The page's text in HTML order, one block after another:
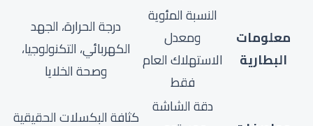
معلومات
البطارية
النسبة المئوية
ومعدل
الاستهلاك العام
فقط
درجة الحرارة، الجهد
الكهربائي، التكنولوجيا،
وصحة الخلايا
دقة الشاشة
كثافة البكسلات الحقيقية